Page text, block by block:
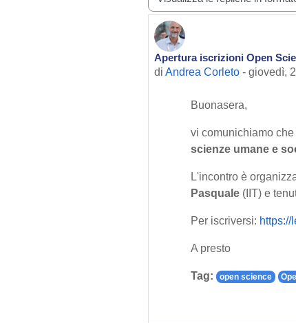
Apertura iscrizioni Open
di Andrea Corleto - giovedì,
Numero di risposte: 0
Buonasera,
vi comunichiamo
scienze umane e
L'incontro è
Pasquale (IIT) e
Per iscriversi: https://
A presto
Tag: open science